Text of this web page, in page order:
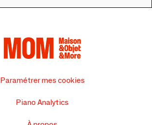
Paramétrer mes cookies
Piano Analytics